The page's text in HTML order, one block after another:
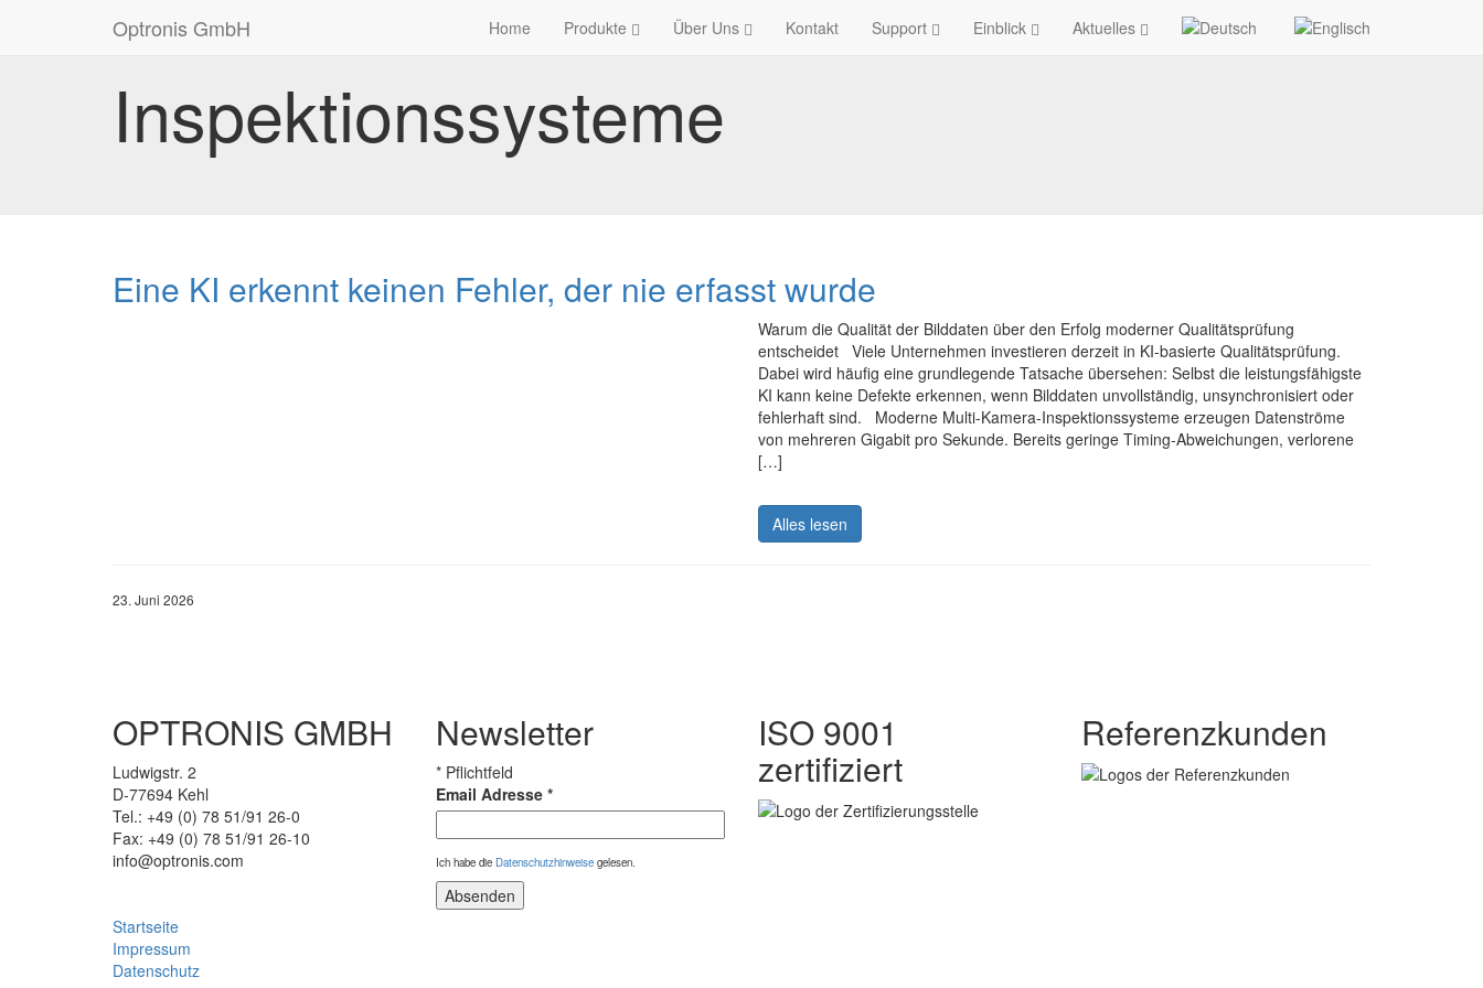
Optronis GmbH Home Produkte Über Uns Kontakt Support Einblick Aktuelles
Inspektionssysteme
Eine KI erkennt keinen Fehler, der nie erfasst wurde
Warum die Qualität der Bilddaten über den Erfolg moderner Qualitätsprüfung
entscheidet Viele Unternehmen investieren derzeit in KI-basierte Qualitätsprüfung.
Dabei wird häufig eine grundlegende Tatsache übersehen: Selbst die leistungsfähigste
KI kann keine Defekte erkennen, wenn Bilddaten unvollständig, unsynchronisiert oder
fehlerhaft sind. Moderne Multi-Kamera-Inspektionssysteme erzeugen Datenströme
von mehreren Gigabit pro Sekunde. Bereits geringe Timing-Abweichungen, verlorene
[…]
Alles lesen
23. Juni 2026
OPTRONIS GMBH
Ludwigstr. 2
D-77694 Kehl
Tel.: +49 (0) 78 51/91 26-0
Fax: +49 (0) 78 51/91 26-10
info@optronis.com
Startseite
Impressum
Datenschutz
Newsletter
*Pflichtfeld
Email Adresse *
Ich habe die Datenschutzhinweisegelesen.
ISO 9001
zertifiziert
Referenzkunden